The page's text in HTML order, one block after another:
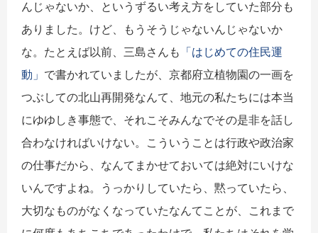
んじゃないか、というずるい考え方をしていた部分も
ありました。けど、もうそうじゃないんじゃないか
な。たとえば以前、三島さんも 「はじめての住民運
動」 で書かれていましたが、京都府立植物園の一画を
つぶしての北山再開発なんて、地元の私たちには本当
にゆゆしき事態で、それこそみんなでその是非を話し
合わなければいけない。こういうことは行政や政治家
の仕事だから、なんてまかせておいては絶対にいけな
いんですよね。うっかりしていたら、黙っていたら、
大切なものがなくなっていたなんてことが、これまで